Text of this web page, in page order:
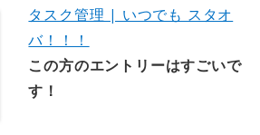
タスク管理 | いつでも スタオ
バ！！！
この方のエントリーはすごいで
す！